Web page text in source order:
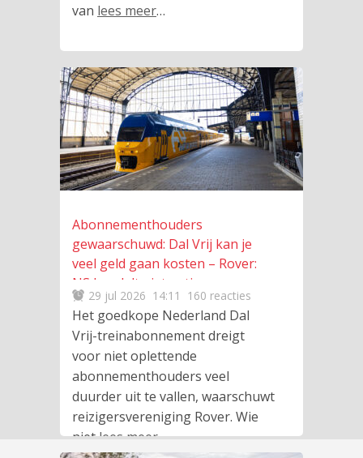
van lees meer…
Abonnementhouders
gewaarschuwd: Dal Vrij kan je
veel geld gaan kosten – Rover:
NS handelt niet netjes
29 jul 2026 14:11 160 reacties
Het goedkope Nederland Dal
Vrij-treinabonnement dreigt
voor niet oplettende
abonnementhouders veel
duurder uit te vallen, waarschuwt
reizigersvereniging Rover. Wie
nietlees meer…